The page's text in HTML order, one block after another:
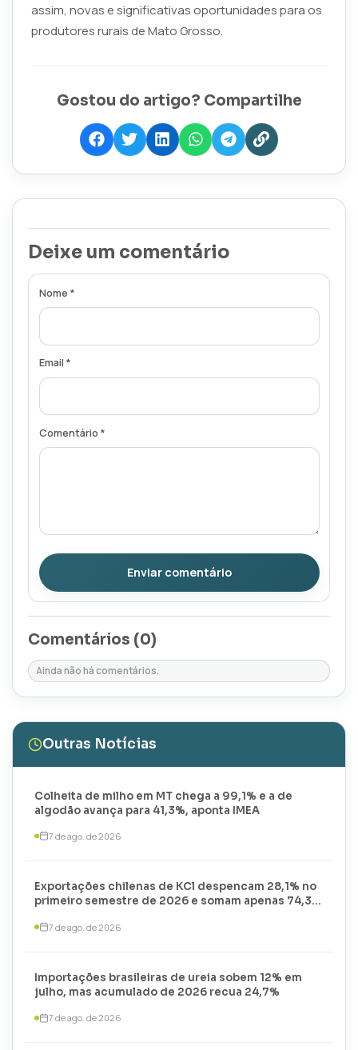
assim, novas e significativas oportunidades para os
produtores rurais de Mato Grosso.
Gostou do artigo? Compartilhe
Deixe um comentário
Nome *
Email *
Comentário *
Enviar comentário
Comentários (0)
Ainda não há comentários.
Outras Notícias
Colheita de milho em MT chega a 99,1% e a de
algodão avança para 41,3%, aponta IMEA
7 de ago. de 2026
Exportações chilenas de KCl despencam 28,1% no
primeiro semestre de 2026 e somam apenas 74,3
7 de ago. de 2026
Importações brasileiras de ureia sobem 12% em
julho, mas acumulado de 2026 recua 24,7%
7 de ago. de 2026